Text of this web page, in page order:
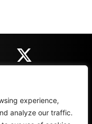
experience,
analyze our traffic.